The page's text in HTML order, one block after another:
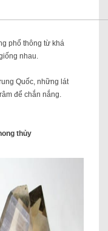
phổ thông từ khá
nhau.
Quốc, những lát
để chắn nắng.
thủy